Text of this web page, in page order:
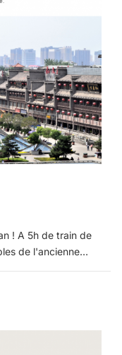
! A 5h de train de
de l'ancienne…